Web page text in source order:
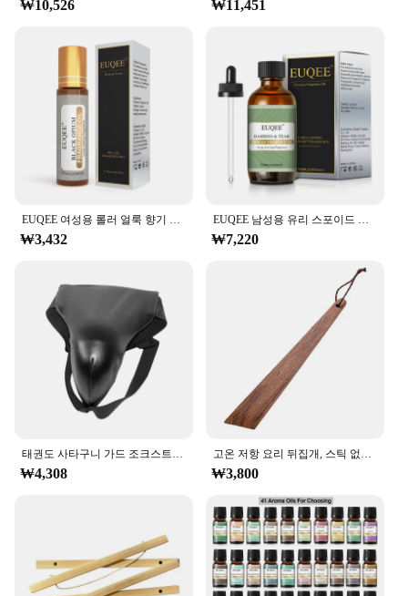
Whether you're hosting a small intimate gathering
enough to accommodate various scenarios. The set
includes a range of furniture, including chairs,
tables, and an umbrella, making it a complete
package for any outdoor occasion. The ease of use
is evident in the high-efficiency Tick Oil engine,
which ensures smooth and reliable operation,
allowing you to focus on enjoying your event. The
set is not only ideal for private use but also for
vendors and suppliers looking to offer a unique
experience to their customers.
**Durable and Eco-Friendly**
Oil-powered Carriage Lounge is not only durable
but also environmentally friendly. The use of
premium Tick Oil ensures a sustainable and eco-
friendly mode of transportation, reducing the
carbon footprint of your events. The set is designed
to withstand the rigors of outdoor use, making it a
reliable choice for both personal and commercial
use. The comprehensive set includes all the
necessary parts, making it a complete solution for
those looking to add a touch of elegance and
sustainability to their outdoor activities.
₩10,526 ₩11,451
EUQEE 여성용 롤러 얼룩 향기 오일, 신선한 라인 코코넛 바닐라 엔젤, 아로마 테라피, DIY 비누, 양초 만들기, 10ml
₩3,432
EUQEE 남성용 유리 스포이드 가죽 향수 오일, 대나무 및 티크 숲 소나무 초콜릿 커피 아로마 오일, DIY 향수, 60ml
₩7,220
태권도 사타구니 가드 조크스트랩 사타구니 가랑이 보호대, 운동 훈련용 조절 가능, 남녀공용 MMA 파이팅 무에아트 산타
₩4,308
고온 저항 요리 뒤집개, 스틱 없음, 티크 우드 국자 스푼, 삽 오일 저항, 야외 캠핑 바베큐용
₩3,800